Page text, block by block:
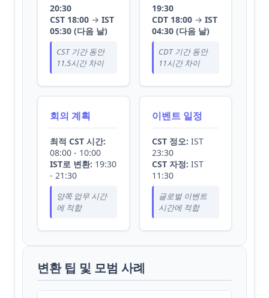
20:30
CST 18:00 → IST
05:30 (다음 날)
CST 기간 동안
11.5시간 차이
19:30
CDT 18:00 → IST
04:30 (다음 날)
CDT 기간 동안
11시간 차이
회의 계획
최적 CST 시간:
08:00 - 10:00
IST로 변환: 19:30
- 21:30
양쪽 업무 시간
에 적합
이벤트 일정
CST 정오: IST
23:30
CST 자정: IST
11:30
글로벌 이벤트
시간에 적합
변환 팁 및 모범 사례